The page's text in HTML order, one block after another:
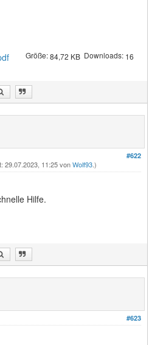
Größe:84,72 KBDownloads: 16
#622
29.07.2023, 11:25 vonWolf93.)
Hilfe.
#623